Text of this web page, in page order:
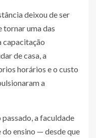
deixou de ser
tornar uma das
capacitação
de casa, a
horários e o custo
a
a faculdade
ensino — desde que